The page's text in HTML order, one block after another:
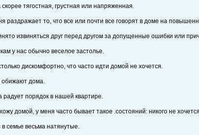
тягостная, грустная или напряженная.
раздражает то, что все или почти все говорят в доме на
извиняться друг перед другом за допущенные ошибки или
у нас обычно веселое застолье.
дискомфортно, что часто идти домой не хочется.
обижают дома.
радует порядок в нашей квартире.
домой, у меня часто бывает такое .состояний: никого не
семье весьма натянутые.